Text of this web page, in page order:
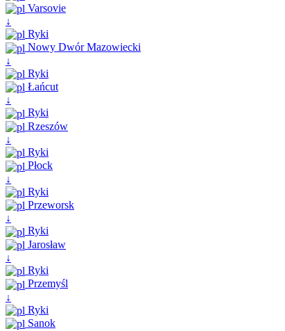
Varsovie
↓
Ryki
Nowy Dwór Mazowiecki
↓
Ryki
Łańcut
↓
Ryki
Rzeszów
↓
Ryki
Płock
↓
Ryki
Przeworsk
↓
Ryki
Jarosław
↓
Ryki
Przemyśl
↓
Ryki
Sanok